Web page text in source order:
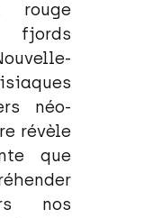
rouge
néo-
révèle
que
nos